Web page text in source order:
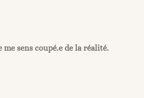
sens coupé.e de la réalité.